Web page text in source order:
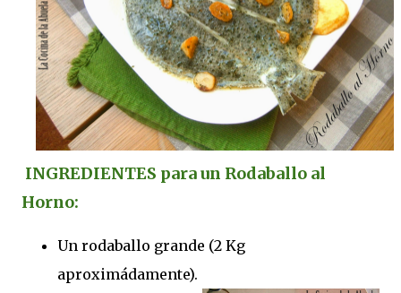
INGREDIENTES para un Rodaballo al
Horno:
Un rodaballo grande (2 Kg
aproximádamente).